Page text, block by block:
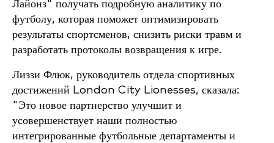
Лайонз" получать подробную аналитику по
футболу, которая поможет оптимизировать
результаты спортсменов, снизить риски травм и
разработать протоколы возвращения к игре.
Лиззи Флюк, руководитель отдела спортивных
достижений London City Lionesses, сказала:
"Это новое партнерство улучшит и
усовершенствует наши полностью
интегрированные футбольные департаменты и